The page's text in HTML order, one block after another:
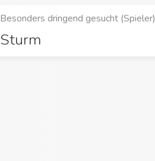
Besonders dringend gesucht (Spieler)
Sturm